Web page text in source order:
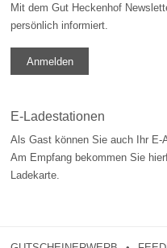
Mit dem Gut Heckenhof
persönlich informiert.
Anmelden
E-Ladestationen
Als Gast können Sie auch Ihr E-
Am Empfang bekommen Sie
Ladekarte.